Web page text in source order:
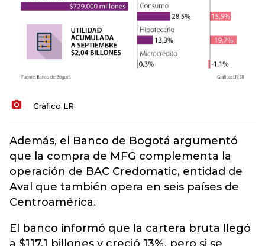
Gráfico LR
Además, el Banco de Bogotá argumentó
que la compra de MFG complementa la
operación de BAC Credomatic, entidad de
Aval que también opera en seis países de
Centroamérica.
El banco informó que la cartera bruta llegó